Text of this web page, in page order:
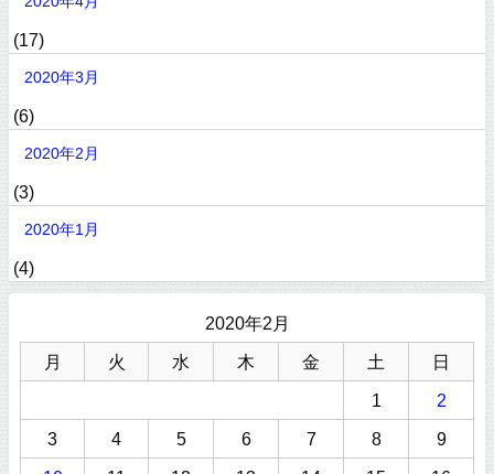
(17)
2020年3月
(6)
2020年2月
(3)
2020年1月
(4)
2020年2月
月 火 水 木 金 土 日
1 2
3 4 5 6 7 8 9